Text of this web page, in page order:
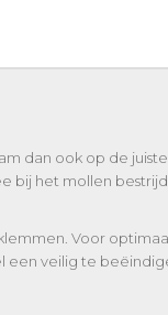
dan ook op de
het mollen
Voor
veilig te